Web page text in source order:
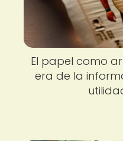
El papel como
era de la